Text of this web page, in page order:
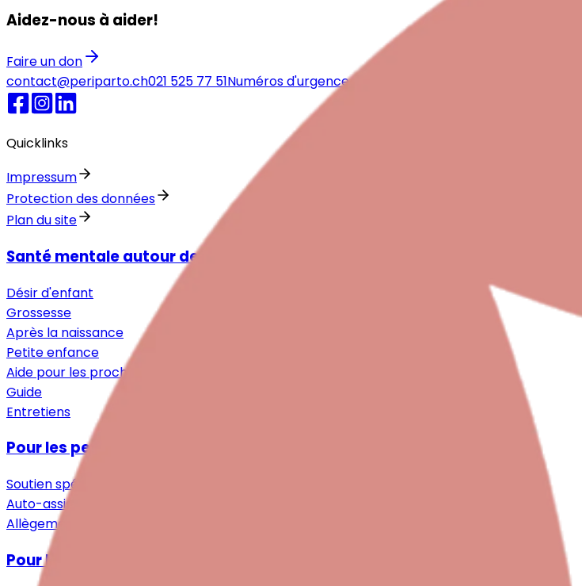
Aidez-nous à aider!
Faire un don
contact@periparto.ch021 525 77 51Numéros d'urgence
Quicklinks
Impressum
Protection des données
Plan du site
Santé mentale autour de la naissance
Désir d'enfant
Grossesse
Après la naissance
Petite enfance
Aide pour les proches
Guide
Entretiens
Pour les personnes concernées
Soutien spécialisé
Auto-assistance & Communauté
Allègement & Soutien
Pour les professionnel·le·s